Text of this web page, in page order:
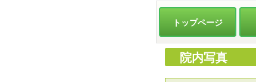
トップページ
院内写真